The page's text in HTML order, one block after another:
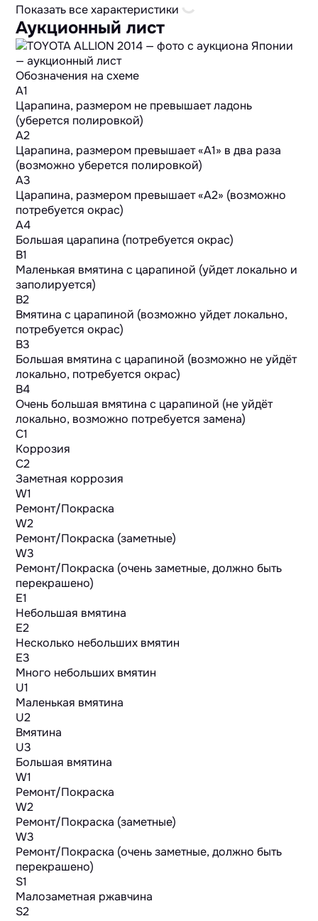
Показать все характеристики
Аукционный лист
Обозначения на схеме
A1
Царапина, размером не превышает ладонь
(уберется полировкой)
A2
Царапина, размером превышает «А1» в два раза
(возможно уберется полировкой)
A3
Царапина, размером превышает «А2» (возможно
потребуется окрас)
A4
Большая царапина (потребуется окрас)
B1
Маленькая вмятина с царапиной (уйдет локально и
заполируется)
B2
Вмятина с царапиной (возможно уйдет локально,
потребуется окрас)
B3
Большая вмятина с царапиной (возможно не уйдёт
локально, потребуется окрас)
B4
Очень большая вмятина с царапиной (не уйдёт
локально, возможно потребуется замена)
C1
Коррозия
C2
Заметная коррозия
W1
Ремонт/Покраска
W2
Ремонт/Покраска (заметные)
W3
Ремонт/Покраска (очень заметные, должно быть
перекрашено)
E1
Небольшая вмятина
E2
Несколько небольших вмятин
E3
Много небольших вмятин
U1
Маленькая вмятина
U2
Вмятина
U3
Большая вмятина
W1
Ремонт/Покраска
W2
Ремонт/Покраска (заметные)
W3
Ремонт/Покраска (очень заметные, должно быть
перекрашено)
S1
Малозаметная ржавчина
S2